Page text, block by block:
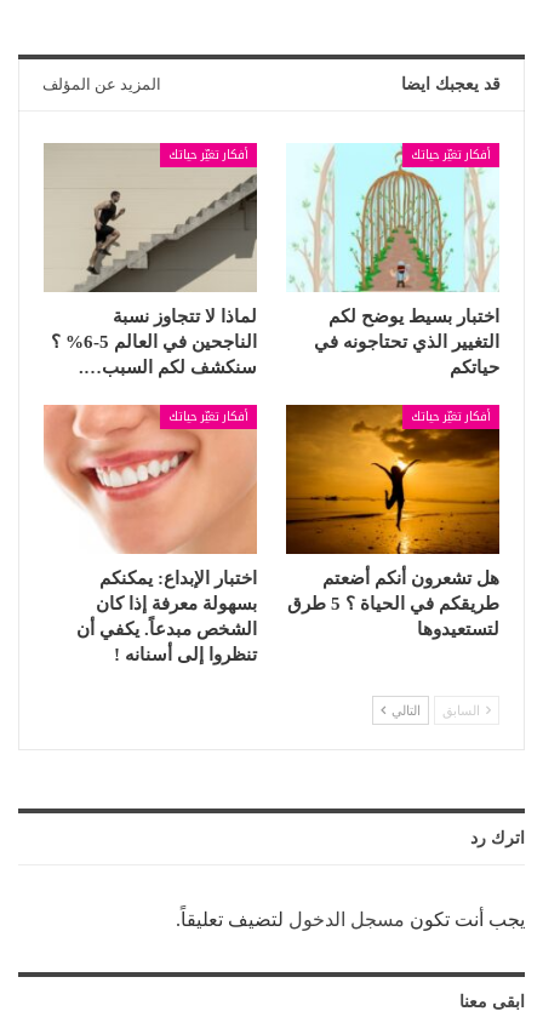
قد يعجبك ايضا المزيد عن المؤلف
أفكار تغيّر حياتك
اختبار بسيط يوضح لكم
التغيير الذي تحتاجونه في
حياتكم
أفكار تغيّر حياتك
لماذا لا تتجاوز نسبة
الناجحين في العالم 5-6% ؟
سنكشف لكم السبب….
أفكار تغيّر حياتك
هل تشعرون أنكم أضعتم
طريقكم في الحياة ؟ 5 طرق
لتستعيدوها
أفكار تغيّر حياتك
اختبار الإبداع: يمكنكم
بسهولة معرفة إذا كان
الشخص مبدعاً. يكفي أن
تنظروا إلى أسنانه !
السابق التالي
اترك رد
يجب أنت تكون مسجل الدخول لتضيف تعليقاً.
ابقى معنا